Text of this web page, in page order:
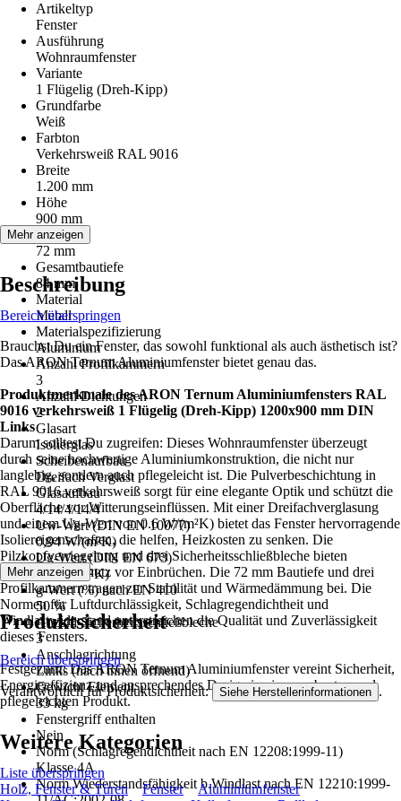
Artikeltyp
Fenster
Ausführung
Wohnraumfenster
Variante
1 Flügelig (Dreh-Kipp)
Grundfarbe
Weiß
Farbton
Verkehrsweiß RAL 9016
Breite
1.200 mm
Höhe
900 mm
Bautiefe
72 mm
Gesamtbautiefe
84 mm
Material
Metall
Materialspezifizierung
Aluminium
Anzahl Profilkammern
3
Anzahl Dichtungen
2
Glasart
Isolierglas
Scheibenaufbau
Dreifach Verglast
Glasaufbau
4/14/4/14/4
Uw-Wert (DIN EN 10077)
0,94 W/(m²K)
Ug-Wert (DIN EN 673)
0,6 W/(m²K)
g-Wert (%) nach EN 410
50 %
Anzahl Sicherheitsschließbleche
3
Anschlagrichtung
Links (nach innen öffnend)
Gewicht Element
33 kg
Fenstergriff enthalten
Nein
Norm (Schlagregendichtheit nach EN 12208:1999-11)
Klasse 4A
Norm Wiederstandsfähigkeit b.Windlast nach EN 12210:1999-
Mehr anzeigen
Beschreibung
Bereich überspringen
Brauchst Du ein Fenster, das sowohl funktional als auch ästhetisch ist?
Das ARON Ternum Aluminiumfenster bietet genau das.
Produktmerkmale des ARON Ternum Aluminiumfensters RAL
9016 verkehrsweiß 1 Flügelig (Dreh-Kipp) 1200x900 mm DIN
Links
Darum solltest Du zugreifen: Dieses Wohnraumfenster überzeugt
durch seine hochwertige Aluminiumkonstruktion, die nicht nur
langlebig, sondern auch pflegeleicht ist. Die Pulverbeschichtung in
RAL 9016 verkehrsweiß sorgt für eine elegante Optik und schützt die
Oberfläche vor Witterungseinflüssen. Mit einer Dreifachverglasung
und einem Ug-Wert von 0.6 W/(m²K) bietet das Fenster hervorragende
Isoliereigenschaften, die helfen, Heizkosten zu senken. Die
Pilzkopfverriegelung und drei Sicherheitsschließbleche bieten
zusätzlichen Schutz vor Einbrüchen. Die 72 mm Bautiefe und drei
Profilkammern tragen zur Stabilität und Wärmedämmung bei. Die
Normen für Luftdurchlässigkeit, Schlagregendichtheit und
Windlastwiderstand unterstreichen die Qualität und Zuverlässigkeit
dieses Fensters.
Festgezurrt: Das ARON Ternum Aluminiumfenster vereint Sicherheit,
Energieeffizienz und ansprechendes Design in einem robusten und
pflegeleichten Produkt.
Mehr anzeigen
Produktsicherheit
Bereich überspringen
Verantwortlich für Produktsicherheit: Siehe Herstellerinformationen .
Weitere Kategorien
Liste überspringen
Holz, Fenster & Türen
Fenster
Aluminiumfenster